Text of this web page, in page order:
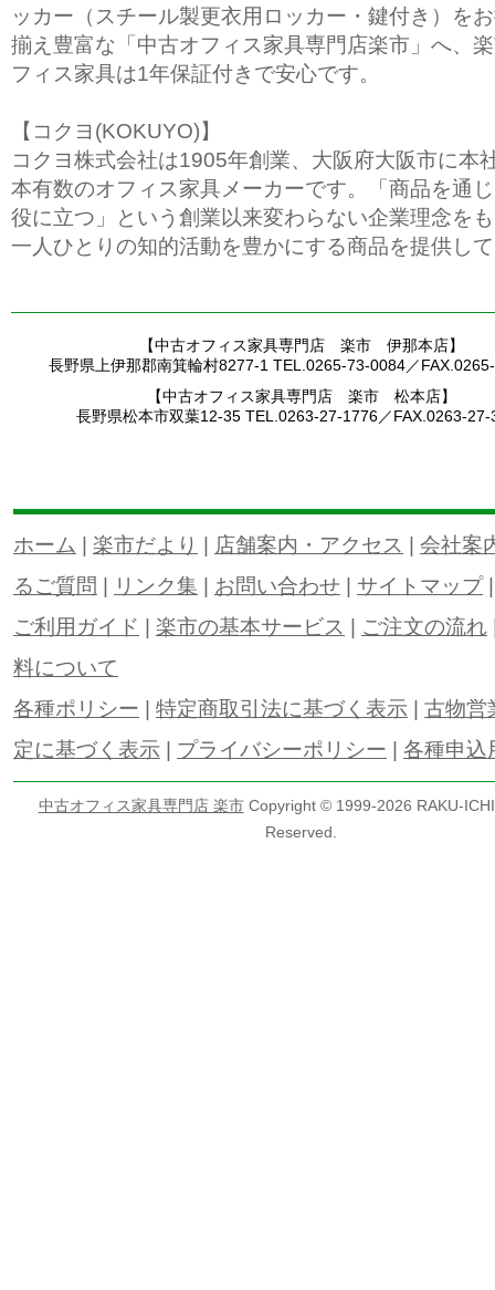
ッカー（スチール製更衣用ロッカー・鍵付き）を
揃え豊富な「中古オフィス家具専門店楽市」へ、
フィス家具は1年保証付きで安心です。
【コクヨ(KOKUYO)】
コクヨ株式会社は1905年創業、大阪府大阪市に本
本有数のオフィス家具メーカーです。「商品を通
役に立つ」という創業以来変わらない企業理念を
一人ひとりの知的活動を豊かにする商品を提供し
【中古オフィス家具専門店 楽市 伊那本店】
長野県上伊那郡南箕輪村8277-1 TEL.0265-73-0084／
【中古オフィス家具専門店 楽市 松本店】
長野県松本市双葉12-35 TEL.0263-27-1776／FAX.0263-27-
ホーム 楽市だより 店舗案内・アクセス
会社案
るご質問
リンク集 お問い合わせ サイトマップ
ご利用ガイド
楽市の基本サービス ご注文の流れ
料について
各種ポリシー
特定商取引法に基づく表示
古物営
定に基づく表示
プライバシーポリシー 各種申込
中古オフィス家具専門店 楽市Copyright © 1999-2026 RAKU-
Reserved.